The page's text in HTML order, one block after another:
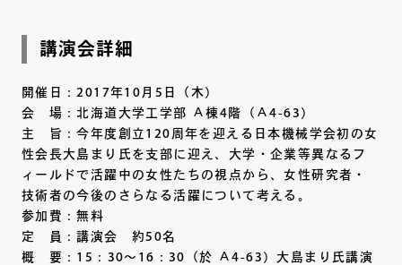
講演会詳細
開催日：2017年10月5日（木）
会 場：北海道大学工学部 Ａ棟4階（Ａ4-63）
主 旨：今年度創立120周年を迎える日本機械学会初の女
性会長大島まり氏を支部に迎え、大学・企業等異なるフ
ィールドで活躍中の女性たちの視点から、女性研究者・
技術者の今後のさらなる活躍について考える。
参加費：無料
定 員：講演会 約50名
概 要：15：30～16：30（於 Ａ4-63）大島まり氏講演